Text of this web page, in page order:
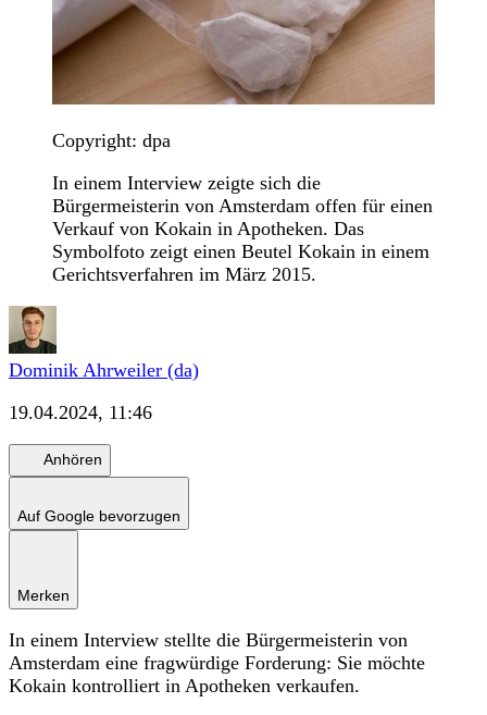
Copyright: dpa
In einem Interview zeigte sich die
Bürgermeisterin von Amsterdam offen für einen
Verkauf von Kokain in Apotheken. Das
Symbolfoto zeigt einen Beutel Kokain in einem
Gerichtsverfahren im März 2015.
Dominik Ahrweiler (da)
19.04.2024, 11:46
Anhören
Auf Google bevorzugen
Merken
In einem Interview stellte die Bürgermeisterin von
Amsterdam eine fragwürdige Forderung: Sie möchte
Kokain kontrolliert in Apotheken verkaufen.